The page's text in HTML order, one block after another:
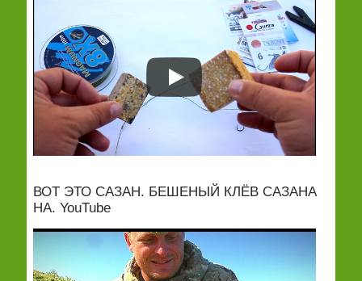
ВОТ ЭТО САЗАН. БЕШЕНЫЙ КЛЁВ САЗАНА
НА. YouTube